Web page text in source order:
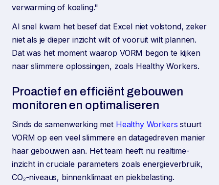
verwarming of koeling."
Al snel kwam het besef dat Excel niet volstond, zeker
niet als je dieper inzicht wilt of vooruit wilt plannen.
Dat was het moment waarop VORM begon te kijken
naar slimmere oplossingen, zoals Healthy Workers.
Proactief en efficiënt gebouwen
monitoren en optimaliseren
Sinds de samenwerking met Healthy Workers stuurt
VORM op een veel slimmere en datagedreven manier
haar gebouwen aan. Het team heeft nu realtime-
inzicht in cruciale parameters zoals energieverbruik,
CO₂-niveaus, binnenklimaat en piekbelasting.